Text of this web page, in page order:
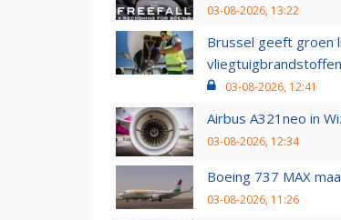
03-08-2026, 13:22
Brussel geeft groen
vliegtuigbrandstoffen
03-08-2026, 12:41
Airbus A321neo in
03-08-2026, 12:34
Boeing 737 MAX
03-08-2026, 11:26